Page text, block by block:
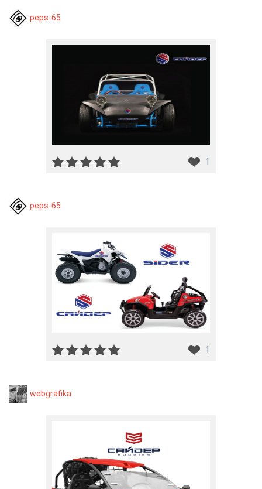
peps-65
1
peps-65
1
webgrafika